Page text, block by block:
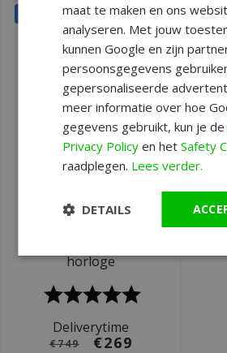
Ø 43 mm
Swiss Alpine Military
horloge
Deliverytime
€749 €269
SALE
maat te maken en ons
analyseren. Met jouw
kunnen Google en zijn
persoonsgegevens
gepersonaliseerde
meer informatie over hoe
gegevens gebruikt, kun je
Privacy Policy en hetSafety
raadplegen. Lees verder.
DETAILS